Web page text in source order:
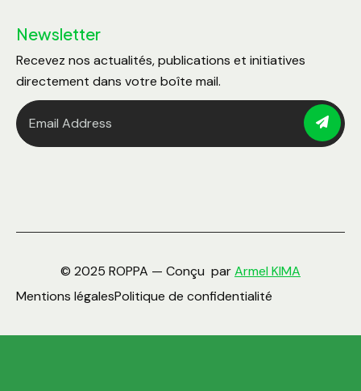
Newsletter
Recevez nos actualités, publications et initiatives
directement dans votre boîte mail.
© 2025 ROPPA — Conçu parArmel KIMA
Mentions légalesPolitique de confidentialité